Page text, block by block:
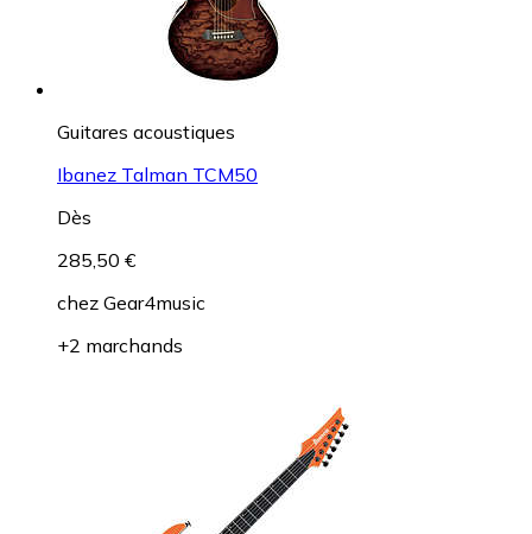
Guitares acoustiques
Ibanez Talman TCM50
Dès
285,50 €
chez Gear4music
+2 marchands